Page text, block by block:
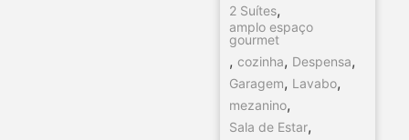
2 Suítes,
amplo espaço
gourmet
, cozinha, Despensa,
Garagem, Lavabo,
mezanino,
Sala de Estar,